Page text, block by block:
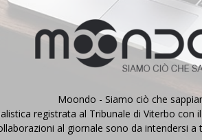
Moondo - Siamo ciò che
registrata al Tribunale di Viterbo con
al giornale sono da intendersi